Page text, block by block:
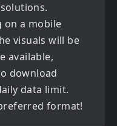
on a mobile
visuals will be
available,
download
data limit.
format!